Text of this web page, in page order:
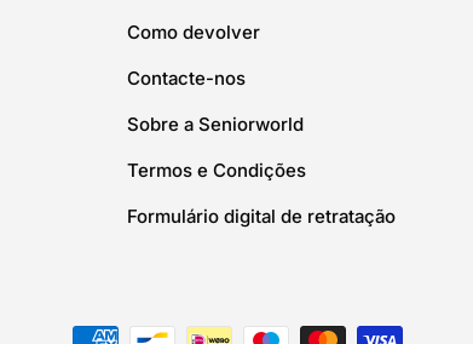
Como devolver
Contacte-nos
Sobre a Seniorworld
Termos e Condições
Formulário digital de retratação